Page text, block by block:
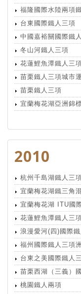
福隆國際水陸兩項
台東國際鐵人三項
中國嘉裕關國際鐵
冬山河鐵人三項
花蓮鯉魚潭鐵人三
苗栗鐵人三項城市
苗栗鐵人三項
宜蘭梅花湖亞洲錦
2010
杭州千島湖鐵人三
宜蘭梅花湖鐵三角
宜蘭梅花湖 ITU國
花蓮鯉魚潭鐵人三
浪漫愛河(四)國際
福州國際鐵人三項
台東之美國際鐵人
苗栗西湖（三義）
桃園鐵人兩項